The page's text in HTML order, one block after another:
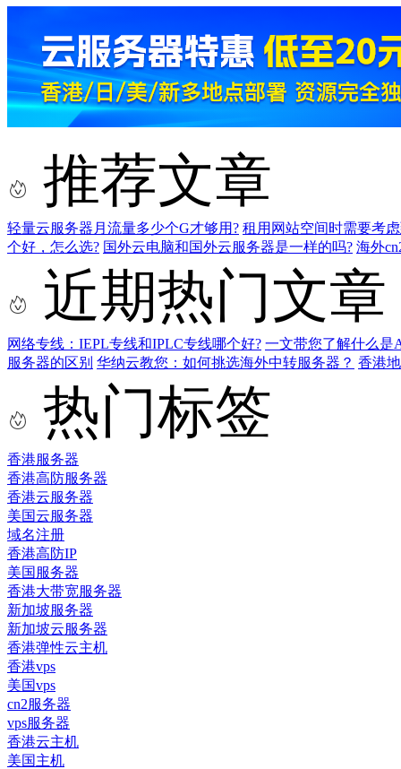
推荐文章
轻量云服务器月流量多少个G才够用? 租用网站空间时需要考
个好，怎么选? 国外云电脑和国外云服务器是一样的吗? 海外
近期热门文章
网络专线：IEPL专线和IPLC专线哪个好? 一文带您了解什么是
服务器的区别 华纳云教您：如何挑选海外中转服务器？ 香港
热门标签
香港服务器
香港高防服务器
香港云服务器
美国云服务器
域名注册
香港高防IP
美国服务器
香港大带宽服务器
新加坡服务器
新加坡云服务器
香港弹性云主机
香港vps
美国vps
cn2服务器
vps服务器
香港云主机
美国主机